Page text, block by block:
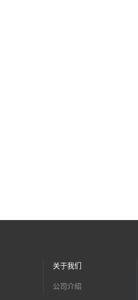
关于我们
公司介绍